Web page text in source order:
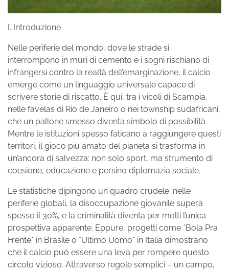
I. Introduzione
Nelle periferie del mondo, dove le strade si
interrompono in muri di cemento e i sogni rischiano di
infrangersi contro la realtà dell’emarginazione, il calcio
emerge come un linguaggio universale capace di
scrivere storie di riscatto. È qui, tra i vicoli di Scampia,
nelle favelas di Rio de Janeiro o nei township sudafricani,
che un pallone smesso diventa simbolo di possibilità.
Mentre le istituzioni spesso faticano a raggiungere questi
territori, il gioco più amato del pianeta si trasforma in
un’ancora di salvezza: non solo sport, ma strumento di
coesione, educazione e persino diplomazia sociale.
Le statistiche dipingono un quadro crudele: nelle
periferie globali, la disoccupazione giovanile supera
spesso il 30%, e la criminalità diventa per molti l’unica
prospettiva apparente. Eppure, progetti come *Bola Pra
Frente* in Brasile o *Ultimo Uomo* in Italia dimostrano
che il calcio può essere una leva per rompere questo
circolo vizioso. Attraverso regole semplici – un campo,